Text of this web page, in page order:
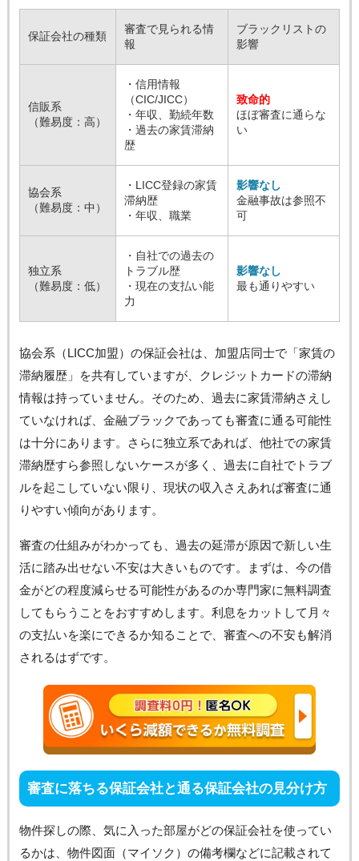
保証会社の種類
審査で見られる情
報
ブラックリストの
影響
信販系
（難易度：高）
・信用情報
（CIC/JICC）
・年収、勤続年数
・過去の家賃滞納
歴
致命的
ほぼ審査に通らな
い
協会系
（難易度：中）
・LICC登録の家賃
滞納歴
・年収、職業
影響なし
金融事故は参照不
可
独立系
（難易度：低）
・自社での過去の
トラブル歴
・現在の支払い能
力
影響なし
最も通りやすい
協会系（LICC加盟）の保証会社は、加盟店同士で「家賃の
滞納履歴」を共有していますが、クレジットカードの滞納
情報は持っていません。そのため、過去に家賃滞納さえし
ていなければ、金融ブラックであっても審査に通る可能性
は十分にあります。さらに独立系であれば、他社での家賃
滞納歴すら参照しないケースが多く、過去に自社でトラブ
ルを起こしていない限り、現状の収入さえあれば審査に通
りやすい傾向があります。
審査の仕組みがわかっても、過去の延滞が原因で新しい生
活に踏み出せない不安は大きいものです。まずは、今の借
金がどの程度減らせる可能性があるのか専門家に無料調査
してもらうことをおすすめします。利息をカットして月々
の支払いを楽にできるか知ることで、審査への不安も解消
されるはずです。
審査に落ちる保証会社と通る保証会社の見分け方
物件探しの際、気に入った部屋がどの保証会社を使ってい
るかは、物件図面（マイソク）の備考欄などに記載されて